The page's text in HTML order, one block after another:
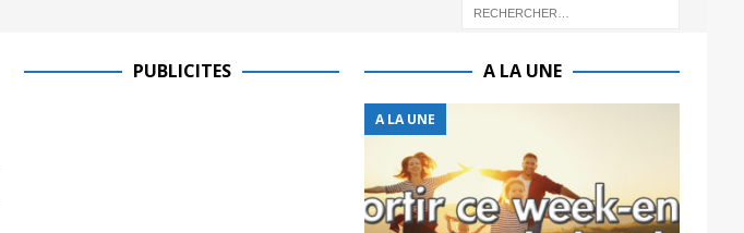
PUBLICITES A LA UNE
A LA UNE